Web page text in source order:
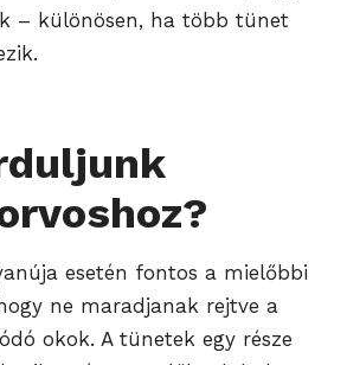
– különösen, ha több tünet
esetén fontos a mielőbbi
ne maradjanak rejtve a
okok. A tünetek egy része